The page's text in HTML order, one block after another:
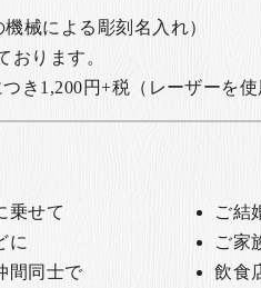
械による彫刻名入れ）
おります。
き1,200円+税 （レーザーを
乗せて
ご結
に
ご家
間同士で
飲食